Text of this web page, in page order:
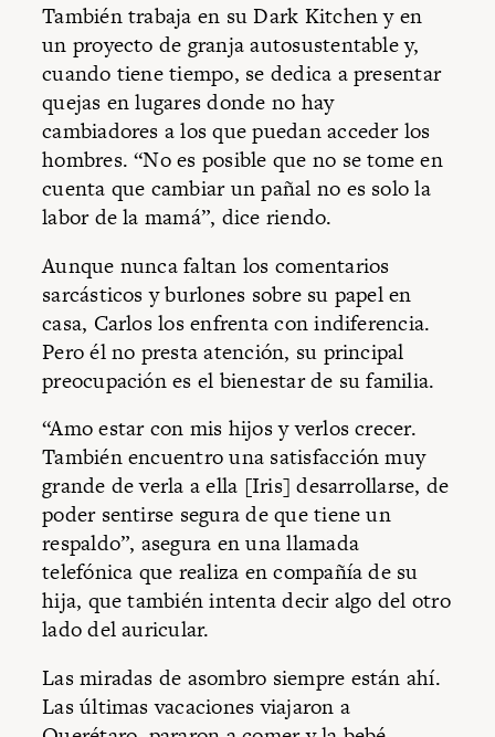
También trabaja en su Dark Kitchen y en
un proyecto de granja autosustentable y,
cuando tiene tiempo, se dedica a presentar
quejas en lugares donde no hay
cambiadores a los que puedan acceder los
hombres. “No es posible que no se tome en
cuenta que cambiar un pañal no es solo la
labor de la mamá”, dice riendo.
Aunque nunca faltan los comentarios
sarcásticos y burlones sobre su papel en
casa, Carlos los enfrenta con indiferencia.
Pero él no presta atención, su principal
preocupación es el bienestar de su familia.
“Amo estar con mis hijos y verlos crecer.
También encuentro una satisfacción muy
grande de verla a ella [Iris] desarrollarse, de
poder sentirse segura de que tiene un
respaldo”, asegura en una llamada
telefónica que realiza en compañía de su
hija, que también intenta decir algo del otro
lado del auricular.
Las miradas de asombro siempre están ahí.
Las últimas vacaciones viajaron a